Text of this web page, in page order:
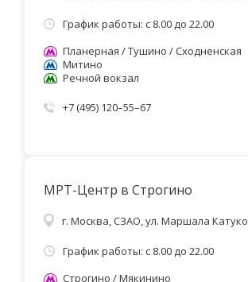
График работы: с 8.00 до 22.00
Планерная / Тушино / Сходненская
Митино
Речной вокзал
+7 (495) 120–55–67
МРТ-Центр в Строгино
г. Москва, СЗАО, ул. Маршала
График работы: с 8.00 до 22.00
Строгино / Мякинино